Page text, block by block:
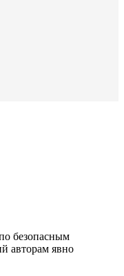
безопасным
авторам явно